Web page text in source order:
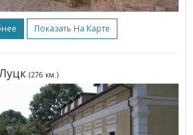
Показать На Карте
(276 км.)